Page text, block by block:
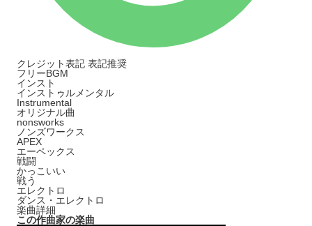
クレジット表記 表記推奨
フリーBGM
インスト
インストゥルメンタル
Instrumental
オリジナル曲
nonsworks
ノンズワークス
APEX
エーペックス
戦闘
かっこいい
戦う
エレクトロ
ダンス・エレクトロ
楽曲詳細
この作曲家の楽曲